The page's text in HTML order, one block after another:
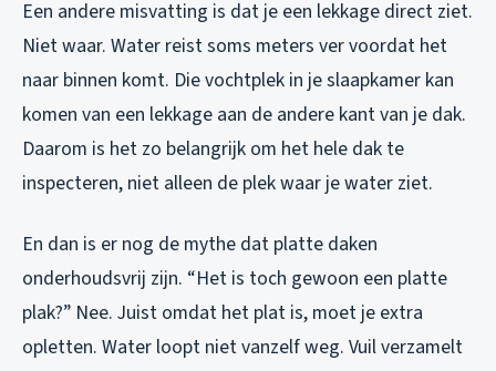
Een andere misvatting is dat je een lekkage direct ziet.
Niet waar. Water reist soms meters ver voordat het
naar binnen komt. Die vochtplek in je slaapkamer kan
komen van een lekkage aan de andere kant van je dak.
Daarom is het zo belangrijk om het hele dak te
inspecteren, niet alleen de plek waar je water ziet.
En dan is er nog de mythe dat platte daken
onderhoudsvrij zijn. “Het is toch gewoon een platte
plak?” Nee. Juist omdat het plat is, moet je extra
opletten. Water loopt niet vanzelf weg. Vuil verzamelt